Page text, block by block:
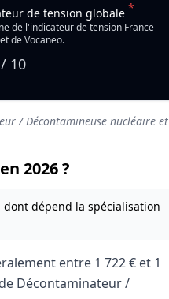
de tension globale *
de l'indicateur de tension France
de Vocaneo.
/ 10
/ Décontamineuse nucléaire et
2026 ?
dont dépend la spécialisation
entre 1 722 € et 1
Décontaminateur /